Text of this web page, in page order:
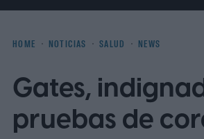
HOME NOTICIAS SALUD NEWS
Gates,
pruebas de